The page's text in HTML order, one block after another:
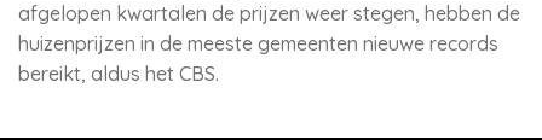
afgelopen kwartalen de prijzen weer stegen, hebben de
huizenprijzen in de meeste gemeenten nieuwe records
bereikt, aldus het CBS.